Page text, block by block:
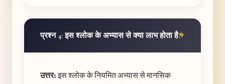
प्रश्न 4: इस श्लोक के अभ्यास से क्या लाभ होता है?
उत्तर:इस श्लोक के नियमित अभ्यास से मानसिक